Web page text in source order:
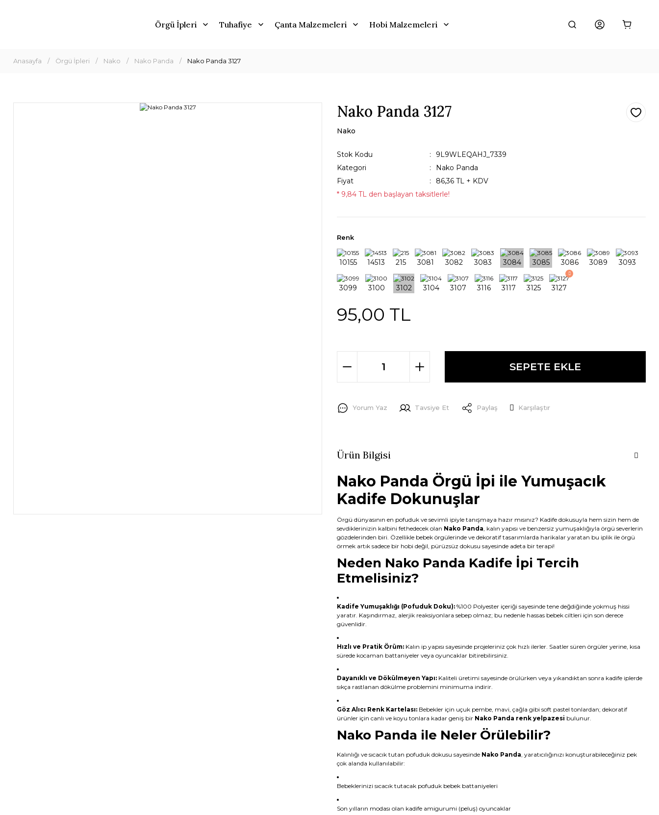
Örgü İpleri Tuhafiye Çanta Malzemeleri Hobi Malzemeleri
Anasayfa Örgü İpleri Nako Nako Panda Nako Panda 3127
Nako Panda 3127
Nako
Stok Kodu
9L9WLEQAHJ_7339
Kategori
Nako Panda
Fiyat
86,36 TL + KDV
* 9,84 TL den başlayan taksitlerle!
Renk
95,00 TL
SEPETE EKLE
Yorum Yaz Tavsiye Et Paylaş Karşılaştır
Ürün Bilgisi
Nako Panda Örgü İpi ile Yumuşacık
Kadife Dokunuşlar
Örgü dünyasının en pofuduk ve sevimli ipiyle tanışmaya hazır mısınız? Kadife dokusuyla hem sizin hem de
sevdiklerinizin kalbini fethedecek olan Nako Panda , kalın yapısı ve benzersiz yumuşaklığıyla örgü severlerin
gözdelerinden biri. Özellikle bebek örgülerinde ve dekoratif tasarımlarda harikalar yaratan bu iplik ile örgü
örmek artık sadece bir hobi değil, pürüzsüz dokusu sayesinde adeta bir terapi!
Neden Nako Panda Kadife İpi Tercih
Etmelisiniz?
Kadife Yumuşaklığı (Pofuduk Doku): %100 Polyester içeriği sayesinde tene değdiğinde yokmuş hissi
yaratır. Kaşındırmaz, alerjik reaksiyonlara sebep olmaz; bu nedenle hassas bebek ciltleri için son derece
güvenlidir.
Hızlı ve Pratik Örüm: Kalın ip yapısı sayesinde projeleriniz çok hızlı ilerler. Saatler süren örgüler yerine, kısa
sürede kocaman battaniyeler veya oyuncaklar bitirebilirsiniz.
Dayanıklı ve Dökülmeyen Yapı: Kaliteli üretimi sayesinde örülürken veya yıkandıktan sonra kadife iplerde
sıkça rastlanan dökülme problemini minimuma indirir.
Göz Alıcı Renk Kartelası: Bebekler için uçuk pembe, mavi, çağla gibi soft pastel tonlardan; dekoratif
ürünler için canlı ve koyu tonlara kadar geniş bir Nako Panda renk yelpazesi bulunur.
Nako Panda ile Neler Örülebilir?
Kalınlığı ve sıcacık tutan pofuduk dokusu sayesinde Nako Panda , yaratıcılığınızı konuşturabileceğiniz pek
çok alanda kullanılabilir:
Bebeklerinizi sıcacık tutacak pofuduk bebek battaniyeleri
Son yılların modası olan kadife amigurumi (peluş) oyuncaklar